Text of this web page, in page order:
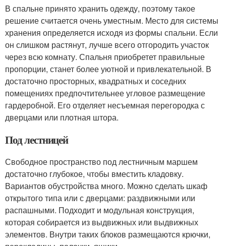
В спальне принято хранить одежду, поэтому такое
решение считается очень уместным. Место для системы
хранения определяется исходя из формы спальни. Если
он слишком растянут, лучше всего отгородить участок
через всю комнату. Спальня приобретет правильные
пропорции, станет более уютной и привлекательной. В
достаточно просторных, квадратных и соседних
помещениях предпочтительнее угловое размещение
гардеробной. Его отделяет несъемная перегородка с
дверцами или плотная штора.
Под лестницей
Свободное пространство под лестничным маршем
достаточно глубокое, чтобы вместить кладовку.
Вариантов обустройства много. Можно сделать шкаф
открытого типа или с дверцами: раздвижными или
распашными. Подходит и модульная конструкция,
которая собирается из выдвижных или выдвижных
элементов. Внутри таких блоков размещаются крючки,